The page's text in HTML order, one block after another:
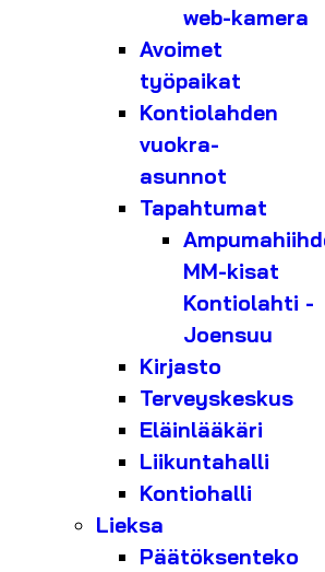
web-kamera
Avoimet
työpaikat
Kontiolahden
vuokra-
asunnot
Tapahtumat
MM-kisat
Kontiolahti -
Joensuu
Kirjasto
Terveyskeskus
Eläinlääkäri
Liikuntahalli
Kontiohalli
Lieksa
Päätöksenteko